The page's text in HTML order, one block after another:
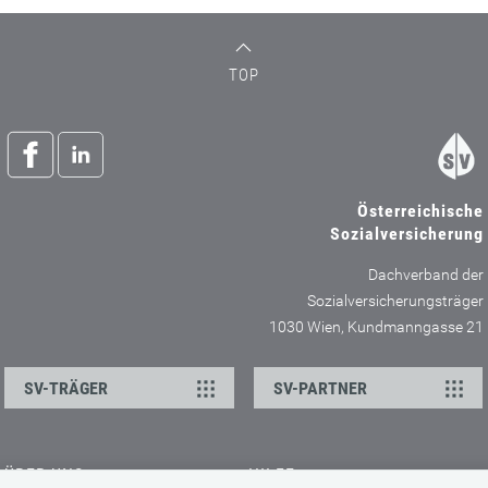
TOP
Österreichische
Sozialversicherung
Dachverband der
Sozialversicherungsträger
1030 Wien, Kundmanngasse 21
SV-TRÄGER SV-PARTNER
ÜBER UNS HILFE